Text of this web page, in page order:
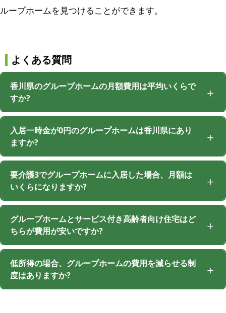
ループホームを見つけることができます。
よくある質問
香川県のグループホームの月額費用は平均いくらで
すか?
入居一時金が0円のグループホームは香川県にあり
ますか?
要介護3でグループホームに入居した場合、月額は
いくらになりますか?
グループホームとサービス付き高齢者向け住宅はど
ちらが費用が安いですか?
低所得の場合、グループホームの費用を減らせる制
度はありますか?